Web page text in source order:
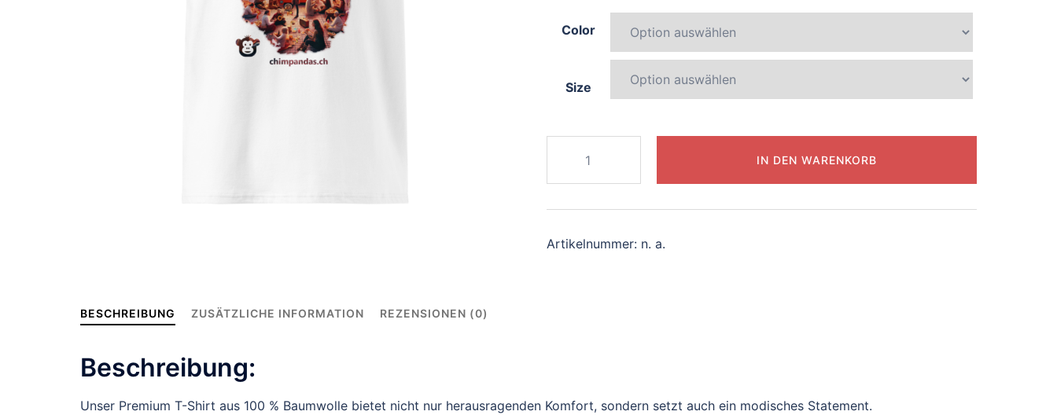
Color
Size
graceful-
octopus
Menge
IN DEN WARENKORB
Artikelnummer: n. a.
BESCHREIBUNG ZUSÄTZLICHE INFORMATION REZENSIONEN (0)
Beschreibung:
Unser Premium T-Shirt aus 100 % Baumwolle bietet nicht nur herausragenden Komfort, sondern setzt auch ein modisches Statement.